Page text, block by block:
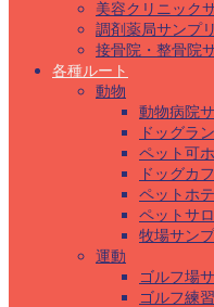
美容クリニック
調剤薬局サンプ
接骨院・整骨院
各種ルート
動物
動物病院
ドッグラ
ペット可
ドッグカ
ペットホ
ペットサ
牧場サン
運動
ゴルフ場
ゴルフ練